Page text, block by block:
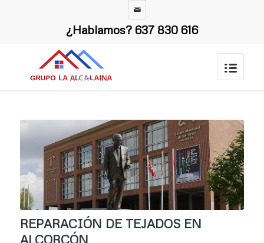
¿Hablamos? 637 830 616
REPARACIÓN DE TEJADOS EN
ALCORCÓN